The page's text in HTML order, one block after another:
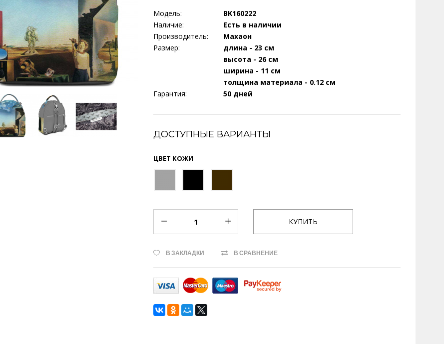
Модель:
BK160222
Наличие:
Есть в наличии
Производитель:
Махаон
Размер:
длина - 23 см
высота - 26 см
ширина - 11 см
толщина материала - 0.12 см
Гарантия:
50 дней
ДОСТУПНЫЕ ВАРИАНТЫ
ЦВЕТ КОЖИ
В ЗАКЛАДКИ В СРАВНЕНИЕ